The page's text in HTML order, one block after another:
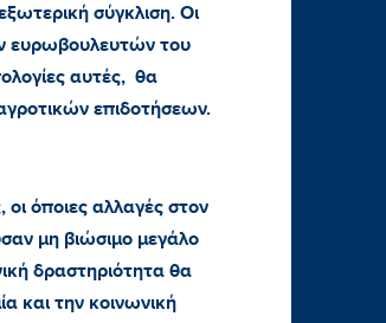
σύγκλιση. Οι
ευρωβουλευτών του
αυτές, θα
επιδοτήσεων.
όποιες αλλαγές στον
μη βιώσιμο μεγάλο
δραστηριότητα θα
και την κοινωνική